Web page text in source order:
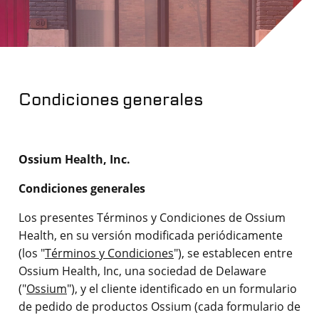
Condiciones generales
Ossium Health, Inc.
Condiciones generales
Los presentes Términos y Condiciones de Ossium
Health, en su versión modificada periódicamente
(los "Términos y Condiciones"), se establecen entre
Ossium Health, Inc, una sociedad de Delaware
("Ossium"), y el cliente identificado en un formulario
de pedido de productos Ossium (cada formulario de